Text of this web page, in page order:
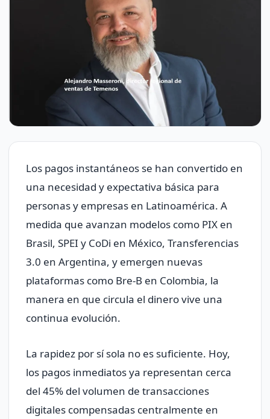
Los pagos instantáneos se han convertido en
una necesidad y expectativa básica para
personas y empresas en Latinoamérica. A
medida que avanzan modelos como PIX en
Brasil, SPEI y CoDi en México, Transferencias
3.0 en Argentina, y emergen nuevas
plataformas como Bre-B en Colombia, la
manera en que circula el dinero vive una
continua evolución.
La rapidez por sí sola no es suficiente. Hoy,
los pagos inmediatos ya representan cerca
del 45% del volumen de transacciones
digitales compensadas centralmente en